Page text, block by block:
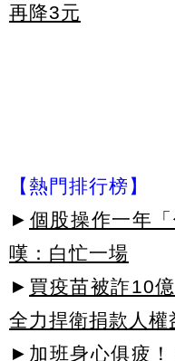
再降3元
【熱門排行榜】
► 個股操作一年
嘆：白忙一場
► 買疫苗被詐10
全力捍衛捐款人權
► 加班身心俱疲